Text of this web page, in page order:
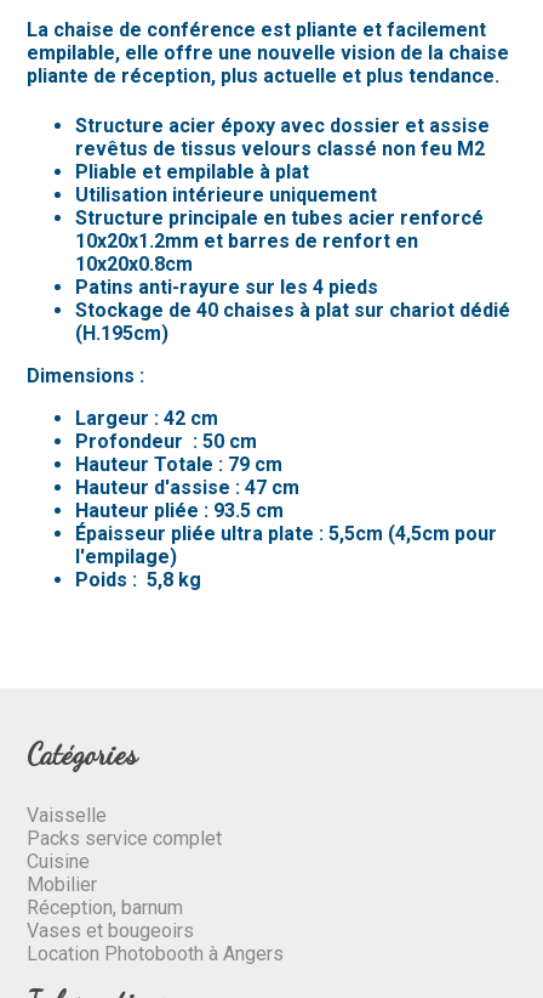
La chaise de conférence est pliante et facilement
empilable, elle offre une nouvelle vision de la chaise
pliante de réception, plus actuelle et plus tendance.
Structure acier époxy avec dossier et assise
revêtus de tissus velours classé non feu M2
Pliable et empilable à plat
Utilisation intérieure uniquement
Structure principale en tubes acier renforcé
10x20x1.2mm et barres de renfort en
10x20x0.8cm
Patins anti-rayure sur les 4 pieds
Stockage de 40 chaises à plat sur chariot dédié
(H.195cm)
Dimensions :
Largeur : 42 cm
Profondeur : 50 cm
Hauteur Totale : 79 cm
Hauteur d'assise : 47 cm
Hauteur pliée : 93.5 cm
Épaisseur pliée ultra plate : 5,5cm (4,5cm pour
l'empilage)
Poids : 5,8 kg
Catégories
Vaisselle
Packs service complet
Cuisine
Mobilier
Réception, barnum
Vases et bougeoirs
Location Photobooth à Angers